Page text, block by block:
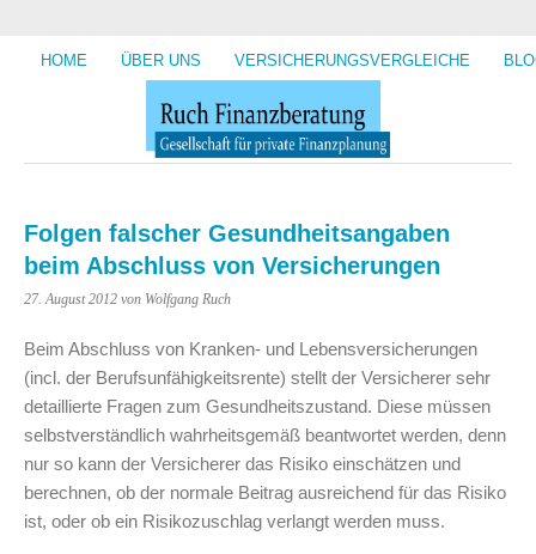
HOME ÜBER UNS VERSICHERUNGSVERGLEICHE
Folgen falscher Gesundheitsangaben
beim Abschluss von Versicherungen
27. August 2012 von Wolfgang Ruch
Beim Abschluss von Kranken- und Lebensversicherungen
(incl. der Berufsunfähigkeitsrente) stellt der Versicherer sehr
detaillierte Fragen zum Gesundheitszustand. Diese müssen
selbstverständlich wahrheitsgemäß beantwortet werden, denn
nur so kann der Versicherer das Risiko einschätzen und
berechnen, ob der normale Beitrag ausreichend für das Risiko
ist, oder ob ein Risikozuschlag verlangt werden muss.